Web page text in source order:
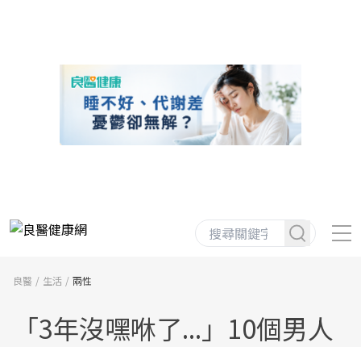
良醫 生活 兩性
「3年沒嘿咻了...」10個男人